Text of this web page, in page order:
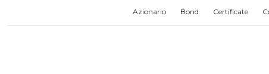
Azionario Bond Certificate